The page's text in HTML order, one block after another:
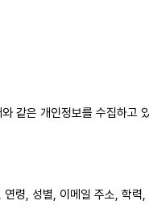
같은 개인정보를 수집하고
령, 성별, 이메일 주소, 학력